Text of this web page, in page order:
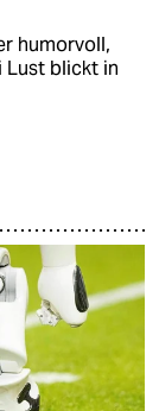
humorvoll,
Lust blickt in